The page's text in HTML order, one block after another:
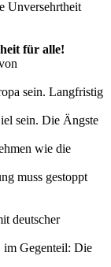
Unversehrtheit
für alle!
sein. Langfristig
sein. Die Ängste
wie die
muss gestoppt
deutscher
im Gegenteil: Die